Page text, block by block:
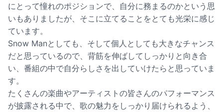
にとって憧れのポジションで、自分に務まるのかという思
いもありましたが、そこに立てることをとても光栄に感じ
ています。
Snow Manとしても、そして個人としても大きなチャンス
だと思っているので、背筋を伸ばしてしっかりと向き合
い、番組の中で自分らしさを出していけたらと思っていま
す。
たくさんの楽曲やアーティストの皆さんのパフォーマンス
が披露される中で、歌の魅力をしっかり届けられるよう、